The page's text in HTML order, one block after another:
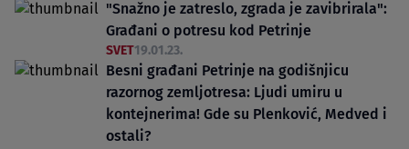
"Snažno je zatreslo, zgrada je zavibrirala":
Građani o potresu kod Petrinje
SVET19.01.23.
Besni građani Petrinje na godišnjicu
razornog zemljotresa: Ljudi umiru u
kontejnerima! Gde su Plenković, Medved i
ostali?